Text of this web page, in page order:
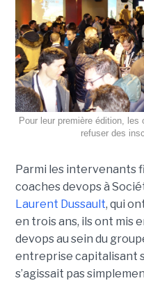
Pour leur première édition,
refuser des
Parmi les intervenants
coaches devops à
Laurent Dussault, qui
en trois ans, ils ont mis
devops au sein du
entreprise capitalisant
s’agissait pas